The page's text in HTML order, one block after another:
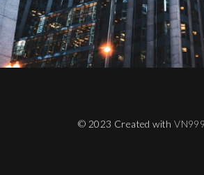
© 2023 Created with